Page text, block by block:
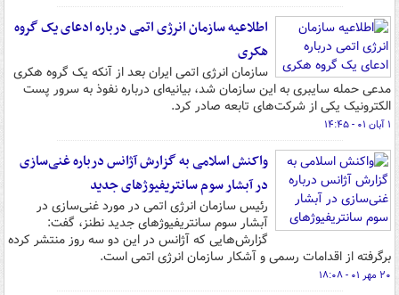
اطلاعیه سازمان انرژی اتمی درباره ادعای یک گروه
هکری
سازمان انرژی اتمی ایران بعد از آنکه یک گروه هکری
مدعی حمله سایبری به این سازمان شد، بیانیه‌ای درباره نفوذ به سرور پست
الکترونیک یکی از شرکت‌های تابعه صادر کرد.
۱ آبان ۰۱ - ۱۴:۴۵
واکنش اسلامی به گزارش آژانس درباره غنی‌سازی
در آبشار سوم سانتریفیوژهای جدید
رئیس سازمان انرژی اتمی در مورد غنی‌سازی در
آبشار سوم سانتریفیوژهای جدید نطنز، گفت:
گزارش‌هایی که آژانس در این دو سه روز منتشر کرده
برگرفته از اقدامات رسمی و آشکار سازمان انرژی اتمی است.
۲۰ مهر ۰۱ - ۱۸:۰۸